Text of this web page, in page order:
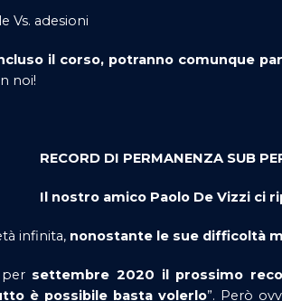
Vs. adesioni
il corso, potranno comunque
noi!
RECORD DI PERMANENZA SUB
Il nostro amico Paolo De Vizzi ci
infinita, nonostante le sue difficoltà
settembre 2020 il prossimo
è possibile basta volerlo”. Però